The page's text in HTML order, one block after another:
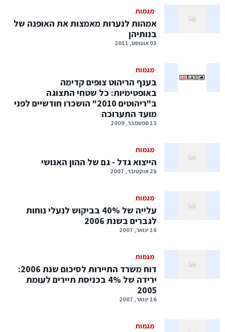
מגמות
אמהות לנערות מאמצות את האופנה של
בנותיהן
03 אוגוסט, 2011
מגמות
בענף הריהוט צופים קדימה
באופטימיות: כל שטחי התצוגה
ב"ריהוטים 2010" הושכרו חודשיים לפני
מועד התערוכה
13 ספטמבר, 2009
מגמות
הייצוא גדל - גם של ההון האנושי
28 אוקטובר, 2007
מגמות
עלייה של 40% בביקוש לנעלי נוחות
לגברים בשנת 2006
16 ינואר, 2007
מגמות
דוח משרד התיירות לסיכום שנת 2006:
ירידה של 4% בכניסת תיירים לעומת
2005
16 ינואר, 2007
מגמות